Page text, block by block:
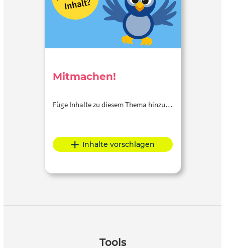
Mitmachen!
Füge Inhalte zu diesem Thema hinzu…
Inhalte vorschlagen
Tools